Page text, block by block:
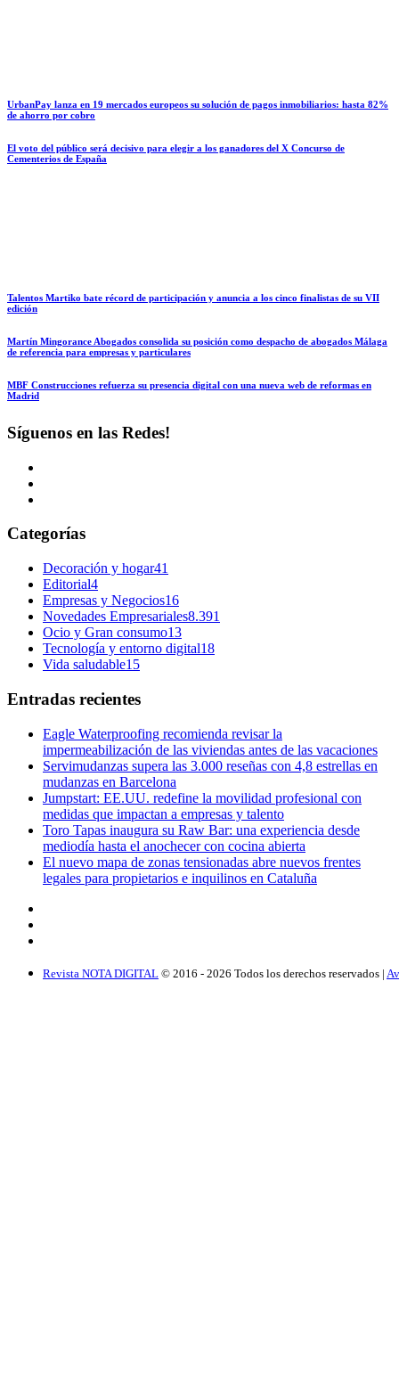
UrbanPay lanza en 19 mercados europeos su solución de pagos inmobiliarios: hasta 82%
de ahorro por cobro
El voto del público será decisivo para elegir a los ganadores del X Concurso de
Cementerios de España
Talentos Martiko bate récord de participación y anuncia a los cinco finalistas de su VII
edición
Martín Mingorance Abogados consolida su posición como despacho de abogados Málaga
de referencia para empresas y particulares
MBF Construcciones refuerza su presencia digital con una nueva web de reformas en
Madrid
Síguenos en las Redes!
Categorías
Decoración y hogar41
Editorial4
Empresas y Negocios16
Novedades Empresariales8.391
Ocio y Gran consumo13
Tecnología y entorno digital18
Vida saludable15
Entradas recientes
Eagle Waterproofing recomienda revisar la
impermeabilización de las viviendas antes de las vacaciones
Servimudanzas supera las 3.000 reseñas con 4,8 estrellas en
mudanzas en Barcelona
Jumpstart: EE.UU. redefine la movilidad profesional con
medidas que impactan a empresas y talento
Toro Tapas inaugura su Raw Bar: una experiencia desde
mediodía hasta el anochecer con cocina abierta
El nuevo mapa de zonas tensionadas abre nuevos frentes
legales para propietarios e inquilinos en Cataluña
Revista NOTA DIGITAL © 2016 - 2026 Todos los derechos reservados |